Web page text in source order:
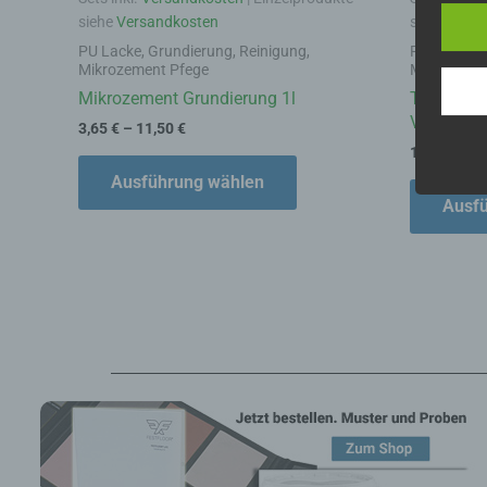
sieheVersandkosten
PU Lacke, Grundierung, Reinigung,
Mikrozement Pfege
Mikrozement Grundierung 1l
3,65€ – 11,50€
Ausführung wählen
siehe
PU Lacke,
Topfzeit
10,50